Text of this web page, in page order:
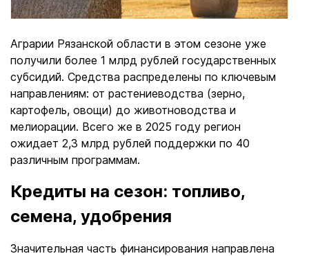
Аграрии Рязанской области в этом сезоне уже
получили более 1 млрд рублей государственных
субсидий. Средства распределены по ключевым
направлениям: от растениеводства (зерно,
картофель, овощи) до животноводства и
мелиорации. Всего же в 2025 году регион
ожидает 2,3 млрд рублей поддержки по 40
различным программам.
Кредиты на сезон: топливо,
семена, удобрения
Значительная часть финансирования направлена